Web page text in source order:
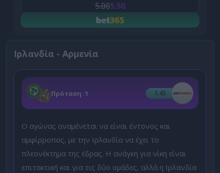
5.005.50
Ιρλανδία - Αρμενία
Πρόταση :1 1.45
Ο αγώνας αναμένεται να είναι έντονος και
αμφίρροπος, με την Ιρλανδία να έχει το
πλεονέκτημα της έδρας. Η ανάγκη για νίκη είναι
επιτακτική και για τις δύο ομάδες, αλλά η Ιρλανδία